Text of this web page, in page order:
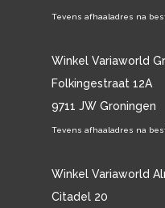
Tevens afhaaladres na
Winkel Variaworld
Folkingestraat 12A
9711 JW Groningen
Tevens afhaaladres na
Winkel Variaworld
Citadel 20